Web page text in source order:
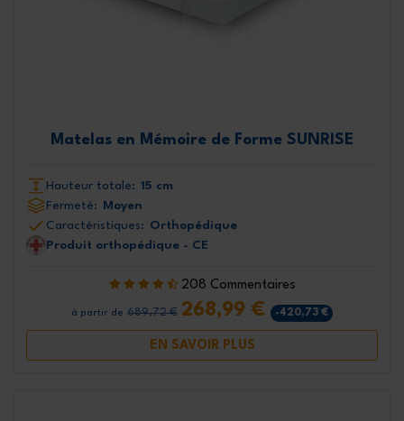
Matelas en Mémoire de Forme SUNRISE
Hauteur totale: 15 cm
Fermeté: Moyen
Caractéristiques: Orthopédique
Produit orthopédique - CE
208 Commentaires
à partir de 689,72 € 268,99 € -420,73 €
EN SAVOIR PLUS